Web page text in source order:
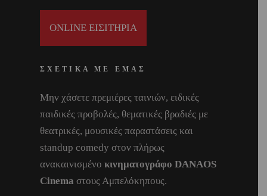
ONLINE ΕΙΣΙΤΗΡΙΑ
ΣΧΕΤΙΚΑ ΜΕ ΕΜΑΣ
Μην χάσετε πρεμιέρες ταινιών, ειδικές
παιδικές προβολές, θεματικές βραδιές με
θεατρικές, μουσικές παραστάσεις και
standup comedy στον πλήρως
ανακαινισμένο κινηματογράφο DANAOS
Cinema στους Αμπελόκηπους.